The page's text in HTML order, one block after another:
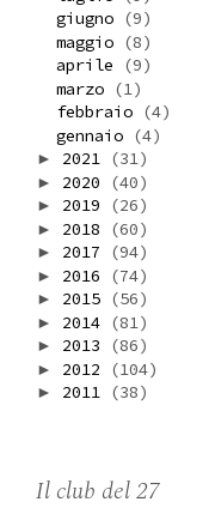
giugno (9)
maggio (8)
aprile
(9)
marzo (1)
febbraio (4)
gennaio (4)
► 2021 (31)
► 2020 (40)
► 2019 (26)
► 2018 (60)
► 2017 (94)
► 2016 (74)
► 2015 (56)
► 2014 (81)
► 2013 (86)
► 2012 (104)
► 2011 (38)
Il club del 27